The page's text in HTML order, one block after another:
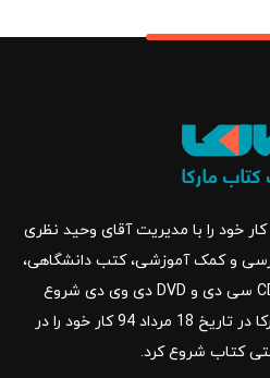
بانک کتاب مارکا در سال 1383 کار خود را با مدیریت آقای وحید نظری
و کمک آموزشی، کتب دانشگاهی،
کتابهای زبان خارجه، انواع CD سی دی و DVD دی وی دی شروع
کرد.فروشگاه آنلاین کتاب مارکا در تاریخ 18 مرداد 94 کار خود را در
کتاب شروع کرد.